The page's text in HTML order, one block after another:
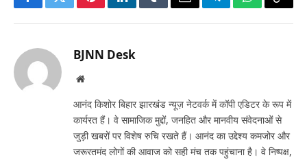
FacebookTwitterPinterestLinkedInTumblrEmailTelegramWhatsApp
Copy
BJNN Desk
Website
आनंद किशोर बिहार झारखंड न्यूज़ नेटवर्क में कॉपी एडिटर के रूप में
कार्यरत हैं। वे सामाजिक मुद्दों, जनहित और मानवीय संवेदनाओं से
जुड़ी खबरों पर विशेष रुचि रखते हैं। आनंद का उद्देश्य कमजोर और
जरूरतमंद लोगों की आवाज को सही मंच तक पहुंचाना है। वे निष्पक्ष,